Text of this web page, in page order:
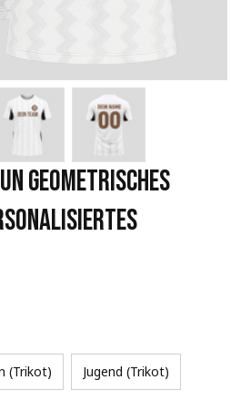
Geometrisches
(Trikot) Jugend (Trikot)